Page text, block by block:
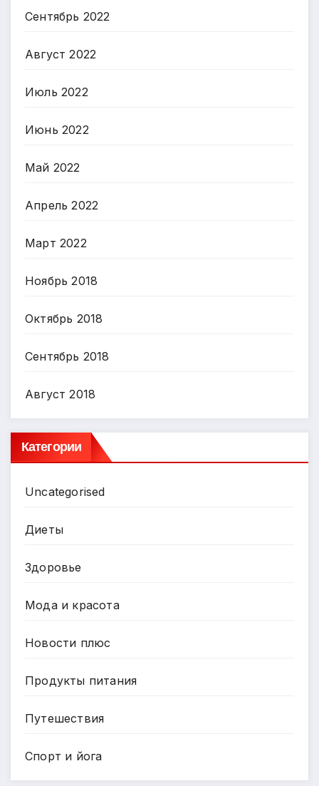
Сентябрь 2022
Август 2022
Июль 2022
Июнь 2022
Май 2022
Апрель 2022
Март 2022
Ноябрь 2018
Октябрь 2018
Сентябрь 2018
Август 2018
Категории
Uncategorised
Диеты
Здоровье
Мода и красота
Новости плюс
Продукты питания
Путешествия
Спорт и йога